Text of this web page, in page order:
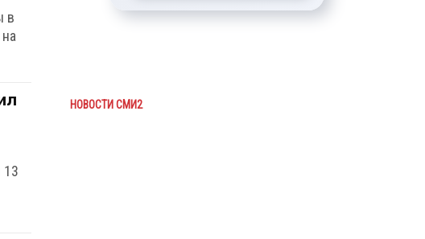
в
13
НОВОСТИ СМИ2